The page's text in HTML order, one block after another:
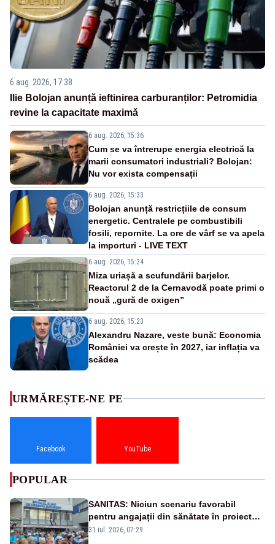
6 aug. 2026, 17:38
Ilie Bolojan anunță ieftinirea carburanților: Petromidia
revine la capacitate maximă
6 aug. 2026, 15:36
Cum se va întrerupe energia electrică la
marii consumatori industriali? Bolojan:
Nu vor exista compensații
6 aug. 2026, 15:33
Bolojan anunță restricțiile de consum
energetic. Centralele pe combustibili
fosili, repornite. La ore de vârf se va apela
la importuri - LIVE TEXT
6 aug. 2026, 15:24
Miza uriașă a scufundării barjelor.
Reactorul 2 de la Cernavodă poate primi o
nouă „gură de oxigen”
6 aug. 2026, 15:23
Alexandru Nazare, veste bună: Economia
României va crește în 2027, iar inflația va
scădea
URMĂREȘTE-NE PE
Facebook YouTube
POPULAR
SANITAS: Niciun scenariu favorabil
pentru angajații din sănătate în proiectul
Legii salarizării
31 iul. 2026, 07:29